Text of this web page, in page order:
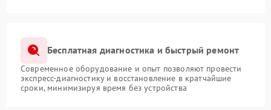
Бесплатная диагностика и быстрый ремонт
Современное оборудование и опыт позволяют провести
экспресс-диагностику и восстановление в кратчайшие
сроки, минимизируя время без устройства